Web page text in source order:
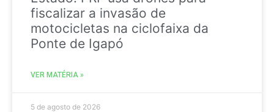
fiscalizar a invasão de
motocicletas na ciclofaixa da
Ponte de Igapó
VER MATÉRIA »
5 de agosto de 2026